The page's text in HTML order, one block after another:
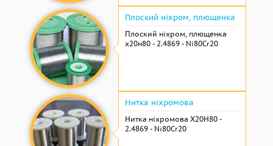
Плоский ніхром, плющенка
Плоский ніхром, плющенка
х20н80 - 2.4869 - Ni80Cr20
Нитка ніхромова
Нитка ніхромова Х20Н80 -
2.4869 - Ni80Cr20